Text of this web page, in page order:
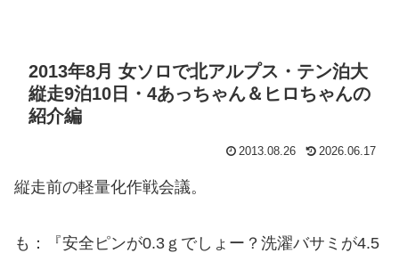
2013年8月 女ソロで北アルプス・テン泊大
縦走9泊10日・4あっちゃん＆ヒロちゃんの
紹介編
2013.08.26 2026.06.17
縦走前の軽量化作戦会議。
も：『安全ピンが0.3ｇでしょー？洗濯バサミが4.5